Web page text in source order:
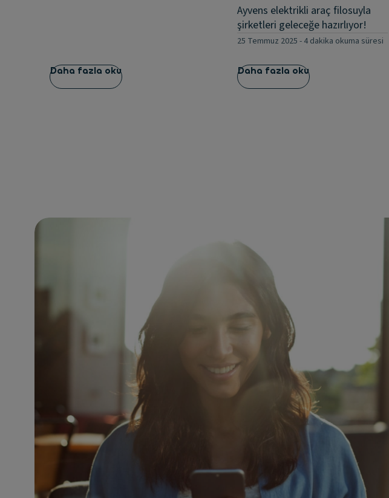
Daha fazla oku
Ayvens elektrikli araç filosuyla
şirketleri geleceğe hazırlıyor!
25 Temmuz 2025 - 4 dakika okuma süresi
Daha fazla oku